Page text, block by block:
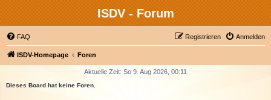
ISDV - Forum
FAQ Anmelden
Registrieren
ISDV-Homepage Foren
Aktuelle Zeit: So 9. Aug 2026, 00:11
Dieses Board hat keine Foren.